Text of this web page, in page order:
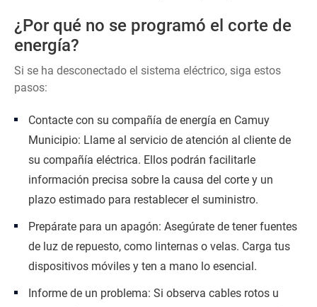
¿Por qué no se programó el corte de
energía?
Si se ha desconectado el sistema eléctrico, siga estos
pasos:
Contacte con su compañía de energía en Camuy
Municipio: Llame al servicio de atención al cliente de
su compañía eléctrica. Ellos podrán facilitarle
información precisa sobre la causa del corte y un
plazo estimado para restablecer el suministro.
Prepárate para un apagón: Asegúrate de tener fuentes
de luz de repuesto, como linternas o velas. Carga tus
dispositivos móviles y ten a mano lo esencial.
Informe de un problema: Si observa cables rotos u